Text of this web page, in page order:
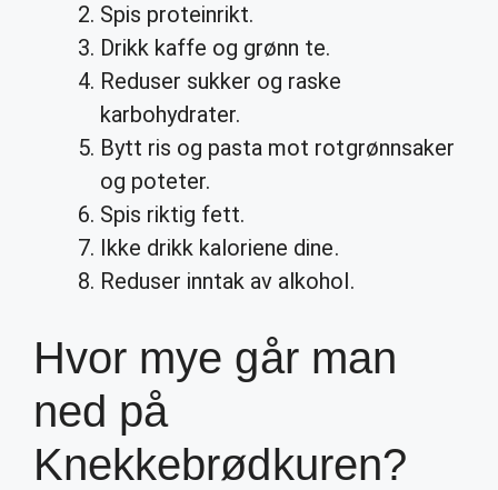
Spis proteinrikt.
Drikk kaffe og grønn te.
Reduser sukker og raske
karbohydrater.
Bytt ris og pasta mot rotgrønnsaker
og poteter.
Spis riktig fett.
Ikke drikk kaloriene dine.
Reduser inntak av alkohol.
Hvor mye går man
ned på
Knekkebrødkuren?